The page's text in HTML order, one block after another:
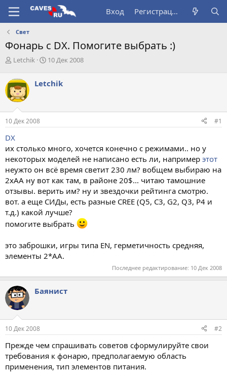
Вход Регистрация
Свет
Фонарь с DX. Помогите выбрать :)
А
т
о
р
т
е
м
Letchik
Д
а
ч
10 Дек 2008
Letchik
10 Дек 2008 #1
DX
их столько много, хочется конечно с режимами.. но у
некоторых моделей не написано есть ли, например этот
неужто он всё время светит 230 лм? вобщем выбираю на
2хАА ну вот как там, в районе 20$... читаю тамошние
отзывы. верить им? ну и звездочки рейтинга смотрю.
вот. а еще СИДы, есть разные CREE (Q5, C3, G2, Q3, P4 и
т.д.) какой лучше?
помогите выбрать
это заброшки, игры типа EN, герметичность средняя,
элементы 2*АА.
Последнее редактирование: 10 Дек 2008
Баянист
10 Дек 2008 #2
Прежде чем спрашивать советов сформулируйте свои
требования к фонарю, предполагаемую область
применения, тип элементов питания.